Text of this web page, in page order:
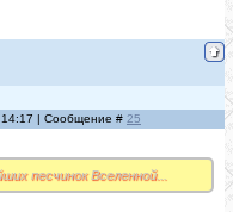
| Сообщение # 25
песчинок Вселенной...